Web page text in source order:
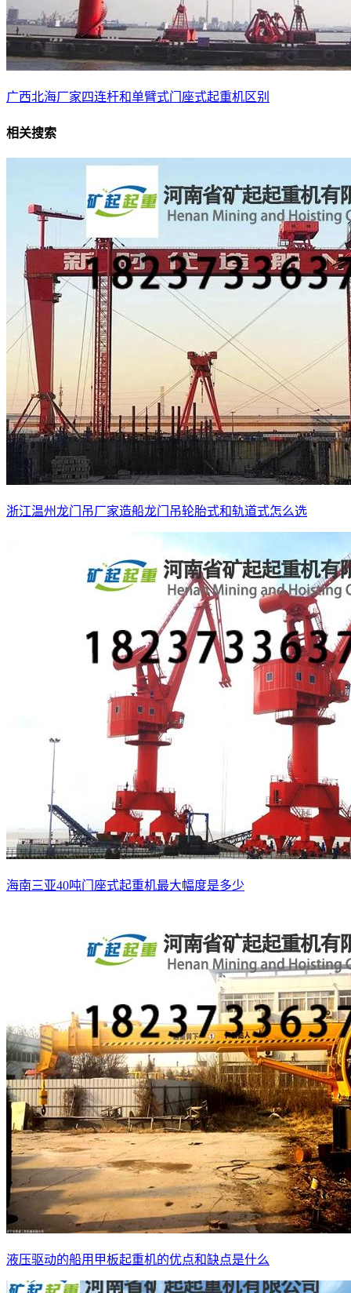
广西北海厂家四连杆和单臂式门座式起重机区别
相关搜索
浙江温州龙门吊厂家造船龙门吊轮胎式和轨道式怎么选
海南三亚40吨门座式起重机最大幅度是多少
液压驱动的船用甲板起重机的优点和缺点是什么